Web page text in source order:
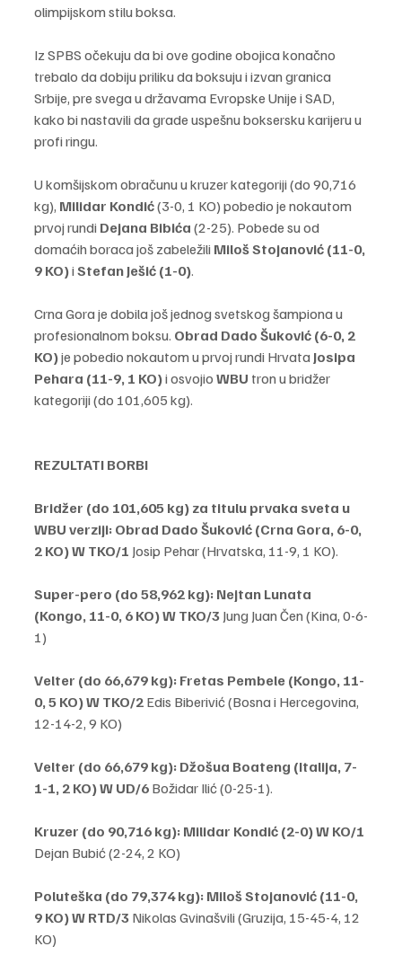
olimpijskom stilu boksa.
Iz SPBS očekuju da bi ove godine obojica konačno
trebalo da dobiju priliku da boksuju i izvan granica
Srbije, pre svega u državama Evropske Unije i SAD,
kako bi nastavili da grade uspešnu boksersku karijeru u
profi ringu.
U komšijskom obračunu u kruzer kategoriji (do 90,716
kg), Milidar Kondić (3-0, 1 KO) pobedio je nokautom
prvoj rundi Dejana Bibića (2-25). Pobede su od
domaćih boraca još zabeležili Miloš Stojanović (11-0,
9 KO) i Stefan Ješić (1-0).
Crna Gora je dobila još jednog svetskog šampiona u
profesionalnom boksu. Obrad Dado Šuković (6-0, 2
KO) je pobedio nokautom u prvoj rundi Hrvata Josipa
Pehara (11-9, 1 KO) i osvojio WBU tron u bridžer
kategoriji (do 101,605 kg).
REZULTATI BORBI
Bridžer (do 101,605 kg) za titulu prvaka sveta u
WBU verziji: Obrad Dado Šuković (Crna Gora, 6-0,
2 KO) W TKO/1 Josip Pehar (Hrvatska, 11-9, 1 KO).
Super-pero (do 58,962 kg): Nejtan Lunata
(Kongo, 11-0, 6 KO) W TKO/3 Jung Juan Čen (Kina, 0-6-
1)
Velter (do 66,679 kg): Fretas Pembele (Kongo, 11-
0, 5 KO) W TKO/2 Edis Biberivić (Bosna i Hercegovina,
12-14-2, 9 KO)
Velter (do 66,679 kg): Džošua Boateng (Italija, 7-
1-1, 2 KO) W UD/6 Božidar Ilić (0-25-1).
Kruzer (do 90,716 kg): Milidar Kondić (2-0) W KO/1
Dejan Bubić (2-24, 2 KO)
Poluteška (do 79,374 kg): Miloš Stojanović (11-0,
9 KO) W RTD/3 Nikolas Gvinašvili (Gruzija, 15-45-4, 12
KO)